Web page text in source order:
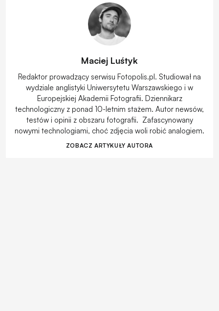
Maciej Luśtyk
Redaktor prowadzący serwisu Fotopolis.pl. Studiował na
wydziale anglistyki Uniwersytetu Warszawskiego i w
Europejskiej Akademii Fotografii. Dziennikarz
technologiczny z ponad 10-letnim stażem. Autor newsów,
testów i opinii z obszaru fotografii. Zafascynowany
nowymi technologiami, choć zdjęcia woli robić analogiem.
ZOBACZ ARTYKUŁY AUTORA